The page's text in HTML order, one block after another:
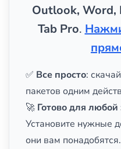
Outlook, Word,
Tab Pro.
✅ Все просто:
пакетов одним
🚀 Готово для
Установите нужные
они вам понадобятся.